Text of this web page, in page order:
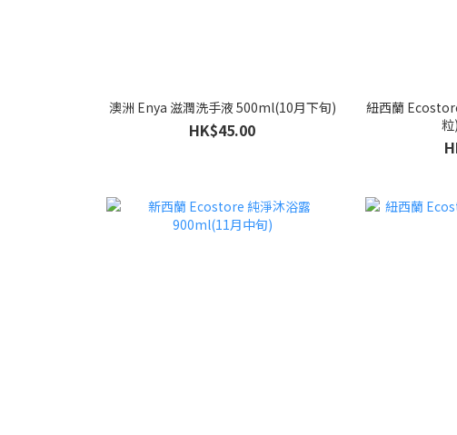
澳洲 Enya 滋潤洗手液 500ml(10月下旬)
HK$45.00
紐西蘭